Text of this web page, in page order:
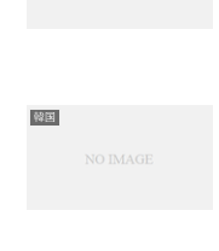
韓国